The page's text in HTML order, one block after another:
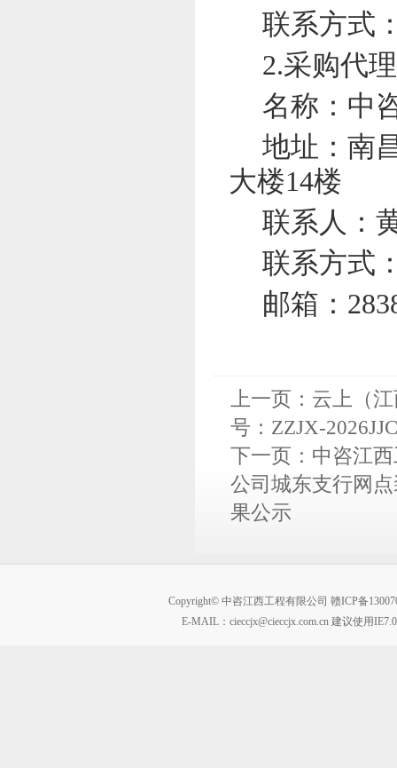
联系方式
2.采购代
名称：中
地址：南
大楼14楼
联系人：
联系方式
邮箱 ：
上一页： 云上（
号：ZZJX-
下一页： 中咨江
公司城东支行网
果公示
Copyright© 中咨江西工程有限公司 赣ICP备
E-MAIL： cieccjx@cieccjx.com.cn 建议使用